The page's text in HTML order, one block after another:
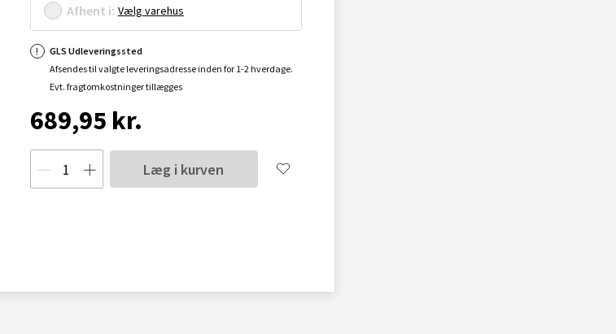
Afhent i: Vælg varehus
GLS Udleveringssted
Afsendes til valgte leveringsadresse inden for 1-2 hverdage.
Evt. fragtomkostninger tillægges
689,95 kr.
Læg i kurven